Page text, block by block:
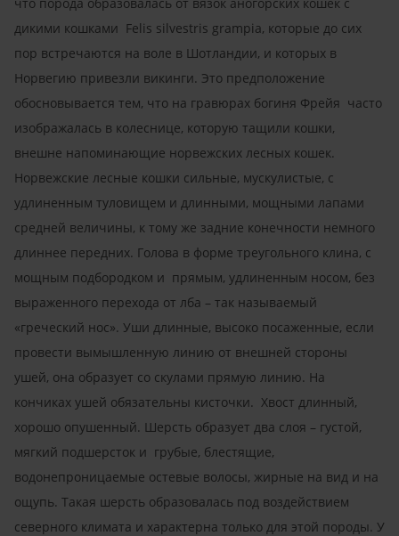
дикими кошками Felis silvestris grampia, которые до сих
пор встречаются на воле в Шотландии, и которых в
Норвегию привезли викинги. Это предположение
обосновывается тем, что на гравюрах богиня Фрейя часто
изображалась в колеснице, которую тащили кошки,
внешне напоминающие норвежских лесных кошек.
Норвежские лесные кошки сильные, мускулистые, с
удлиненным туловищем и длинными, мощными лапами
средней величины, к тому же задние конечности немного
длиннее передних. Голова в форме треугольного клина, с
мощным подбородком и прямым, удлиненным носом, без
выраженного перехода от лба – так называемый
«греческий нос». Уши длинные, высоко посаженные, если
провести вымышленную линию от внешней стороны
ушей, она образует со скулами прямую линию. На
кончиках ушей обязательны кисточки. Хвост длинный,
хорошо опушенный. Шерсть образует два слоя – густой,
мягкий подшерсток и грубые, блестящие,
водонепроницаемые остевые волосы, жирные на вид и на
ощупь. Такая шерсть образовалась под воздействием
северного климата и характерна только для этой породы. У